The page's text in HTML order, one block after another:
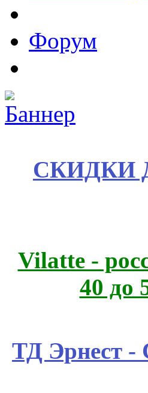
Форум
СКИДКИ
Vilatte -
40 до
ТД Эрнест -